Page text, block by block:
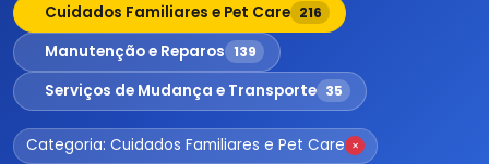
Cuidados Familiares e Pet Care 216
Manutenção e Reparos 139
Serviços de Mudança e Transporte 35
Categoria: Cuidados Familiares e Pet Care ×